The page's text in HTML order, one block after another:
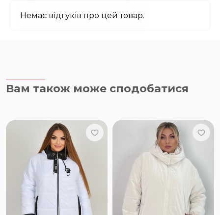
Немає відгуків про цей товар.
Вам також може сподобатися